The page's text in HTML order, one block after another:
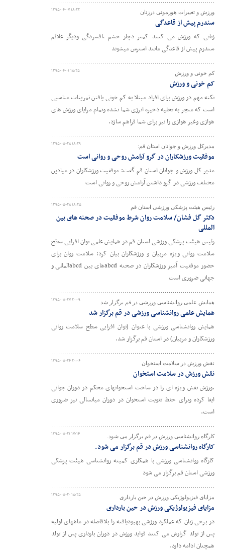
۱۳۹۵-۰۶-۰۷ ۱۸:۲۲ ورزش و تغییرات هورمونی درزنان
سندرم پیش از قاعدگی
زنانی که ورزش می کنند کمتر دچار خشم ،افسردگی ودیگر علائم
سندرم پیش از قاعدگی مانند استرس میشوند
۱۳۹۵-۰۶-۰۱ ۱۸:۲۵ کم خونی و ورزش
کم خونی و ورزش
نکته مهم در ورزش برای افراد مبتلا به کم خونی یافتن تمرینات مناسبی
است که منجر به تخلیه ذخیره انرژی شما نشده وتمام مزایای ورزش های
هوازی وغیر هوازی را نیز برای شما فراهم سازد.
۱۳۹۵-۰۵-۲۸ ۱۸:۲۹ مدیرکل ورزش و جوانان استان قم:
موفقیت ورزشکاران در گرو آرامش روحی و روانی است
مدیر کل ورزش و جوانان استان قم گفت: موفقیت ورزشکاران در میادین
مختلف ورزشی در گرو داشتن آرامش روحی و روانی است
۱۳۹۵-۰۵-۲۸ ۱۸:۲۵ رئیس هیئت پزشکی ورزشی استان قم
دکتر گل فشان/ سلامت روان شرط موفقیت در صحنه های بین
المللی
رئیس هیئت پزشکی ورزشی استان قم در همایش علمی توان افزایی سطح
سلامت روانی ویژه مربیان و ورزشکاران بیان کرد: سلامت روان برای
حضور موفقیت آمیز ورزشکاران در صحنه abcdهای بین abcdالمللی و
جهانی ضروری است
۱۳۹۵-۰۵-۲۷ ۲۰:۰۹ همایش علمی روانشناسی ورزشی در قم برگزار شد
همایش علمی روانشناسی ورزشی در قم برگزار شد
همایش روانشناسی ورزشی با عنوان (توان افزایی سطح سلامت روانی
ورزشکاران و مربیان) در استان قم برگزار شد.
۱۳۹۵-۰۵-۲۶ ۲۰:۰۶ نقش ورزش در سلامت استخوان
نقش ورزش در سلامت استخوان
.ورزش نقش ویژه ای را در ساخت استخوانهای محکم در دوران جوانی
ایفا کرده وبرای حفظ تقویت استخوان در دوران میانسالی نیز ضروری
است.
۱۳۹۵-۰۵-۲۱ ۱۷:۱۴ کارگاه روانشناسی ورزش در قم برگزار می شود.
کارگاه روانشناسی ورزش در قم برگزار می شود.
کارگاه روانشناسی ورزشی با همکاری کمیته روانشناسی هیئت پزشکی
ورزشی استان قم برگزار می شود
۱۳۹۵-۰۵-۲۰ ۱۸:۲۵ مزایای فیزیولوژیکی ورزش در حین بارداری
مزایای فیزیولوژیکی ورزش در حین بارداری
در برخی زنان که عملکرد ورزشی بهبودیافته را بلافاصله در ماههای اولیه
پس از تولد گزارش می کنند فواید ورزش در دوران بارداری پس از تولد
همچنان ادامه دارد.